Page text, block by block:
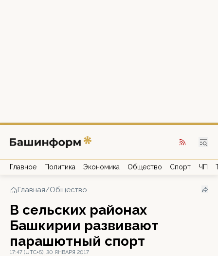
Главное Политика Экономика Общество Спорт ЧП
Главная/Общество
В сельских районах
Башкирии развивают
парашютный спорт
17:47 (UTC+5), 30 ЯНВАРЯ 2017